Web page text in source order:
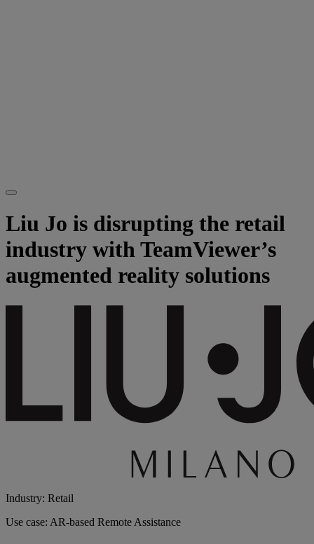
Liu Jo is disrupting the retail
industry with TeamViewer’s
augmented reality solutions
Industry: Retail
Use case: AR-based Remote Assistance